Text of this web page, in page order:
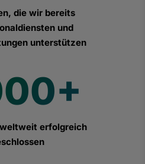
die wir bereits
und
unterstützen
erfolgreich